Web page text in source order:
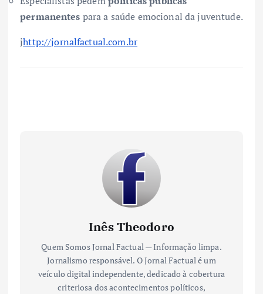
permanentes para a saúde emocional da juventude.
jhttp://jornalfactual.com.br
Inês Theodoro
Quem Somos Jornal Factual — Informação limpa.
Jornalismo responsável. O Jornal Factual é um
veículo digital independente, dedicado à cobertura
criteriosa dos acontecimentos políticos,